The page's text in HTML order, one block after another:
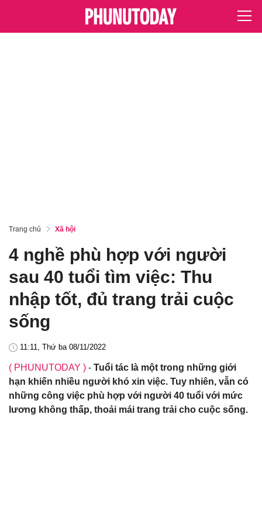
Trang chủ Xã hội
4 nghề phù hợp với người
sau 40 tuổi tìm việc: Thu
nhập tốt, đủ trang trải cuộc
sống
11:11, Thứ ba 08/11/2022
( PHUNUTODAY ) - Tuổi tác là một trong những giới
hạn khiến nhiều người khó xin việc. Tuy nhiên, vẫn có
những công việc phù hợp với người 40 tuổi với mức
lương không thấp, thoải mái trang trải cho cuộc sống.